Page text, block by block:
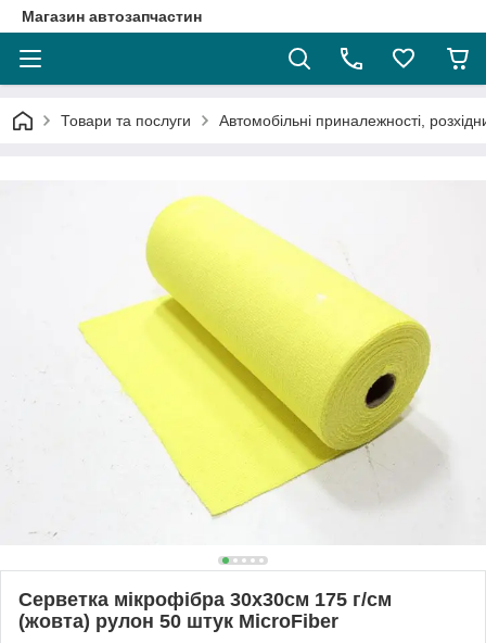
Магазин автозапчастин
Товари та послуги Автомобільні приналежності,
Серветка мікрофібра 30х30см 175 г/см
(жовта) рулон 50 штук MicroFiber